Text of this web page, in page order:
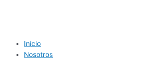
Inicio
Nosotros